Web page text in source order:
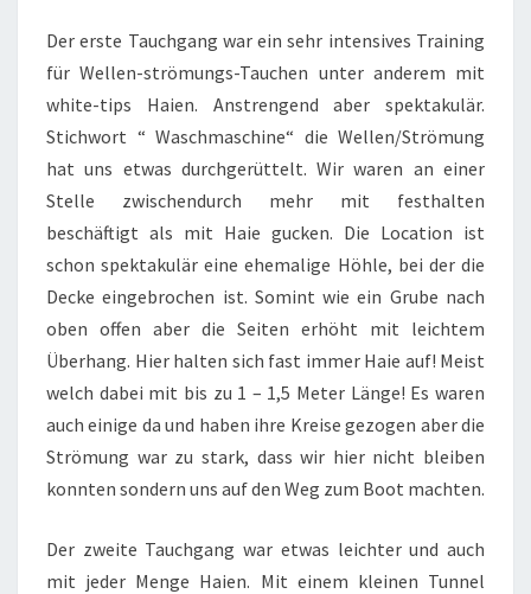
Der erste Tauchgang war ein sehr intensives Training
für Wellen-strömungs-Tauchen unter anderem mit
white-tips Haien. Anstrengend aber spektakulär.
Stichwort “ Waschmaschine“ die Wellen/Strömung
hat uns etwas durchgerüttelt. Wir waren an einer
Stelle zwischendurch mehr mit festhalten
beschäftigt als mit Haie gucken. Die Location ist
schon spektakulär eine ehemalige Höhle, bei der die
Decke eingebrochen ist. Somint wie ein Grube nach
oben offen aber die Seiten erhöht mit leichtem
Überhang. Hier halten sich fast immer Haie auf! Meist
welch dabei mit bis zu 1 – 1,5 Meter Länge! Es waren
auch einige da und haben ihre Kreise gezogen aber die
Strömung war zu stark, dass wir hier nicht bleiben
konnten sondern uns auf den Weg zum Boot machten.
Der zweite Tauchgang war etwas leichter und auch
mit jeder Menge Haien. Mit einem kleinen Tunnel